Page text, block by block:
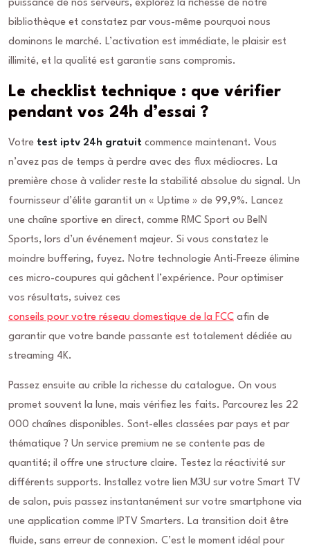
puissance de nos serveurs, explorez la richesse de notre
bibliothèque et constatez par vous-même pourquoi nous
dominons le marché. L’activation est immédiate, le plaisir est
illimité, et la qualité est garantie sans compromis.
Le checklist technique : que vérifier
pendant vos 24h d’essai ?
Votre test iptv 24h gratuit commence maintenant. Vous
n’avez pas de temps à perdre avec des flux médiocres. La
première chose à valider reste la stabilité absolue du signal. Un
fournisseur d’élite garantit un « Uptime » de 99,9%. Lancez
une chaîne sportive en direct, comme RMC Sport ou BeIN
Sports, lors d’un événement majeur. Si vous constatez le
moindre buffering, fuyez. Notre technologie Anti-Freeze élimine
ces micro-coupures qui gâchent l’expérience. Pour optimiser
vos résultats, suivez ces
conseils pour votre réseau domestique de la FCC afin de
garantir que votre bande passante est totalement dédiée au
streaming 4K.
Passez ensuite au crible la richesse du catalogue. On vous
promet souvent la lune, mais vérifiez les faits. Parcourez les 22
000 chaînes disponibles. Sont-elles classées par pays et par
thématique ? Un service premium ne se contente pas de
quantité; il offre une structure claire. Testez la réactivité sur
différents supports. Installez votre lien M3U sur votre Smart TV
de salon, puis passez instantanément sur votre smartphone via
une application comme IPTV Smarters. La transition doit être
fluide, sans erreur de connexion. C’est le moment idéal pour